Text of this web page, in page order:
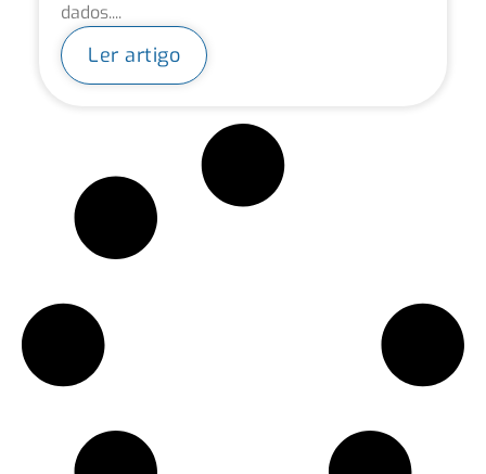
dados....
Ler artigo